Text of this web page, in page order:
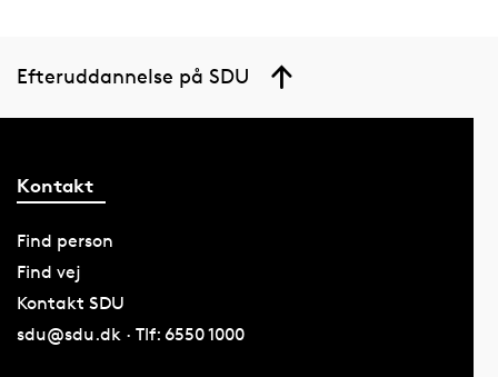
Efteruddannelse på SDU
Kontakt
Find person
Find vej
Kontakt SDU
sdu@sdu.dk · Tlf: 6550 1000